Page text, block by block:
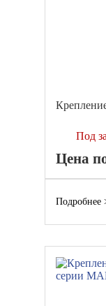
Под
Цена
Подробнее